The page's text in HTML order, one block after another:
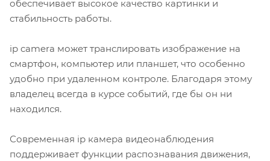
обеспечивает высокое качество картинки и
стабильность работы.
ip camera может транслировать изображение на
смартфон, компьютер или планшет, что особенно
удобно при удаленном контроле. Благодаря этому
владелец всегда в курсе событий, где бы он ни
находился.
Современная ip камера видеонаблюдения
поддерживает функции распознавания движения,